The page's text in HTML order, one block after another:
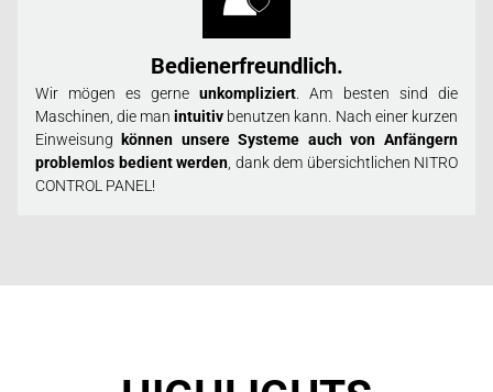
Bedienerfreundlich.
Wir mögen es gerne unkompliziert. Am besten sind die
Maschinen, die man intuitiv benutzen kann. Nach einer kurzen
Einweisung
können unsere Systeme auch von Anfängern
problemlos bedient werden, dank dem übersichtlichen NITRO
CONTROL PANEL!